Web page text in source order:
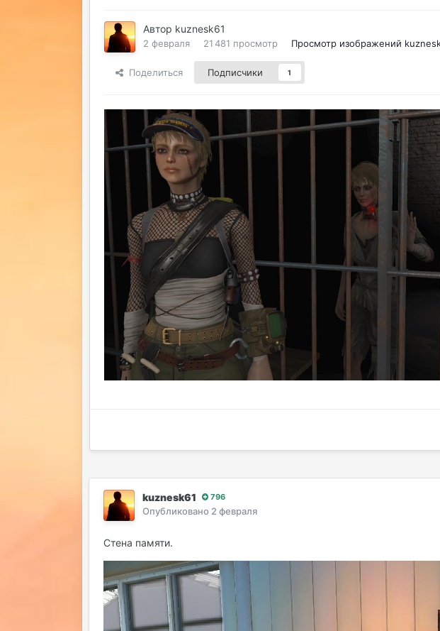
Автор kuznesk61
2 февраля 21 481 просмотр Просмотр изображений
Поделиться Подписчики 1
kuznesk61 796
Опубликовано 2 февраля
Стена памяти.